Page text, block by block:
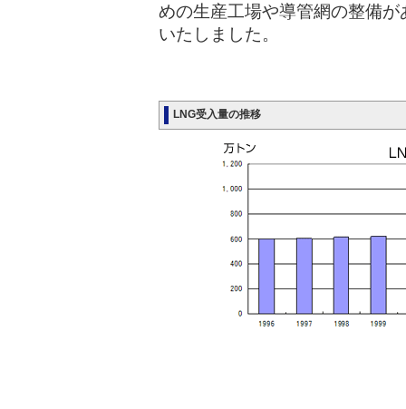
めの生産工場や導管網の整備
いたしました。
LNG受入量の推移